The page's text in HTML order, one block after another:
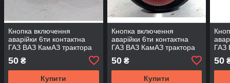
Кнопка включення
аварійки 6ти контактна
ГАЗ ВАЗ КамАЗ трактора
Т-25 Т-16 Т-40 МТЗ ЮМЗ
ХТЗ ДТ-75 №1
50 ₴
Купити
Кнопка включення
аварійки 6ти контактна
ГАЗ ВАЗ КамАЗ трактора
Т-25 Т-16 Т-40 МТЗ ЮМЗ
ХТЗ ДТ-75 №6
50₴
Купити
ГАЗ
ХТЗ
50